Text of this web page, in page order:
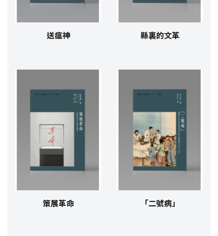
送瘟神 縣裏的文革
策展革命 「二號病」